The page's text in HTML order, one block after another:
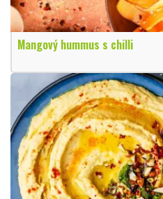
Mangový hummus s chilli